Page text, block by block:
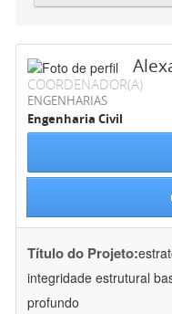
COORDENADOR(A)
ENGENHARIAS
Engenharia Civil
Título do Projeto:
integridade estrutural
profundo